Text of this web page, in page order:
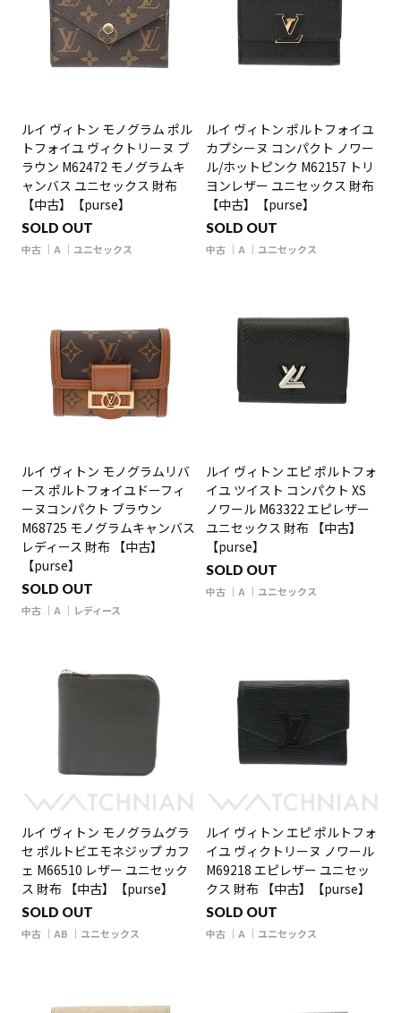
ルイ ヴィトン モノグラム ポル
トフォイユ ヴィクトリーヌ ブ
ラウン M62472 モノグラムキ
ャンバス ユニセックス 財布
【中古】【purse】
SOLD OUT
中古 A ユニセックス
ルイ ヴィトン ポルトフォイユ
カプシーヌ コンパクト ノワー
ル/ホットピンク M62157 トリ
ヨンレザー ユニセックス 財布
【中古】【purse】
SOLD OUT
中古 A ユニセックス
ルイ ヴィトン モノグラムリバ
ース ポルトフォイユドーフィ
ーヌコンパクト ブラウン
M68725 モノグラムキャンバス
レディース 財布 【中古】
【purse】
SOLD OUT
中古 A レディース
ルイ ヴィトン エピ ポルトフォ
イユ ツイスト コンパクト XS
ノワール M63322 エピレザー
ユニセックス 財布 【中古】
【purse】
SOLD OUT
中古 A ユニセックス
ルイ ヴィトン モノグラムグラ
セ ポルトビエモネジップ カフ
ェ M66510 レザー ユニセック
ス 財布 【中古】【purse】
SOLD OUT
中古 AB ユニセックス
ルイ ヴィトン エピ ポルトフォ
イユ ヴィクトリーヌ ノワール
M69218 エピレザー ユニセッ
クス 財布 【中古】【purse】
SOLD OUT
中古 A ユニセックス